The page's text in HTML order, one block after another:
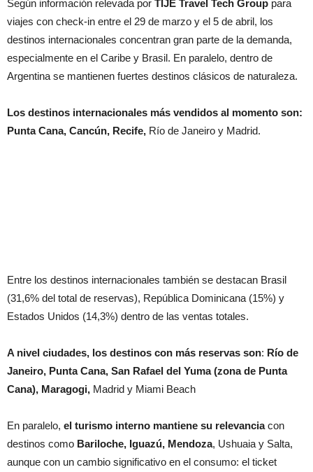
Según información relevada por TIJE Travel Tech Group para
viajes con check-in entre el 29 de marzo y el 5 de abril, los
destinos internacionales concentran gran parte de la demanda,
especialmente en el Caribe y Brasil. En paralelo, dentro de
Argentina se mantienen fuertes destinos clásicos de naturaleza.
Los destinos internacionales más vendidos al momento son:
Punta Cana, Cancún, Recife, Río de Janeiro y Madrid.
Entre los destinos internacionales también se destacan Brasil
(31,6% del total de reservas), República Dominicana (15%) y
Estados Unidos (14,3%) dentro de las ventas totales.
A nivel ciudades, los destinos con más reservas son: Río de
Janeiro, Punta Cana, San Rafael del Yuma (zona de Punta
Cana), Maragogi, Madrid y Miami Beach
En paralelo, el turismo interno mantiene su relevanciacon
destinos como Bariloche, Iguazú, Mendoza, Ushuaia y Salta,
aunque con un cambio significativo en el consumo: el ticket